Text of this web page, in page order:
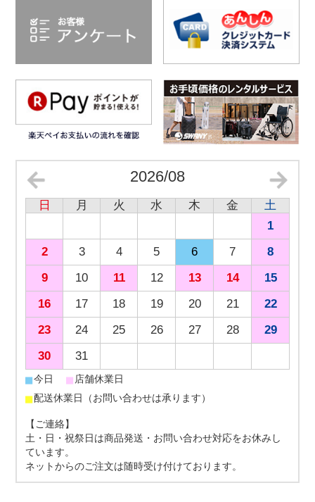
2026/08
日 月 火 水 木 金
土
1
2
3 4 5 6 7
8
9
10 11 12 13 14
15
16
17 18 19 20 21
22
23
24 25 26 27 28
29
30
31
■今日 ■ 店舗休業日
■配送休業日（お問い合わせは承ります）
【ご連絡】
土・日・祝祭日は商品発送・お問い合わせ対応をお休みし
ています。
ネットからのご注文は随時受け付けております。